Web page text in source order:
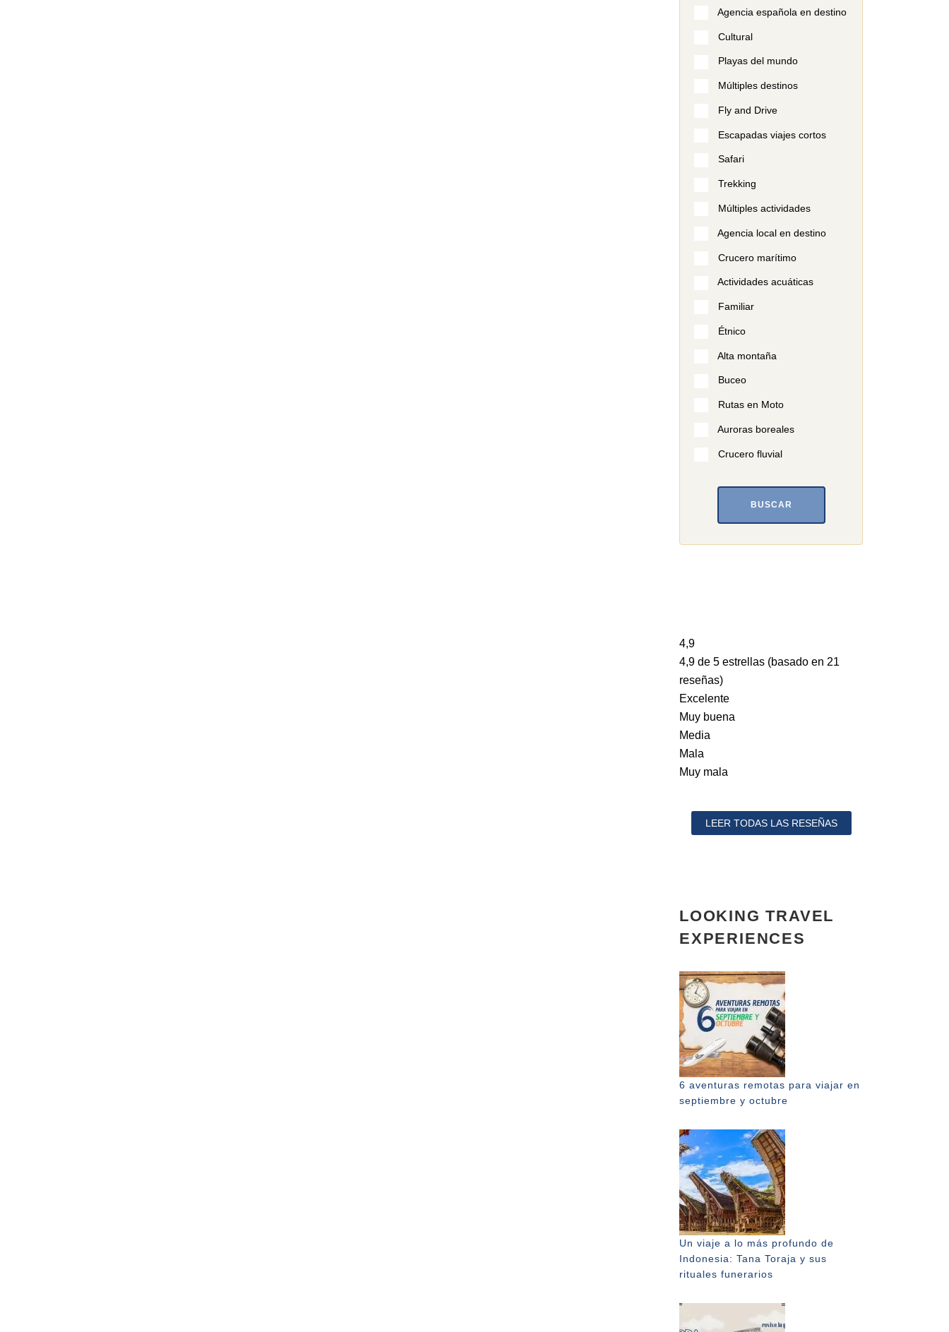
Agencia española en destino
Cultural
Playas del mundo
Múltiples destinos
Fly and Drive
Escapadas viajes cortos
Safari
Trekking
Múltiples actividades
Agencia local en destino
Crucero marítimo
Actividades acuáticas
Familiar
Étnico
Alta montaña
Buceo
Rutas en Moto
Auroras boreales
Crucero fluvial
BUSCAR
4,9
4,9 de 5 estrellas (basado en 21
reseñas)
Excelente
Muy buena
Media
Mala
Muy mala
LEER TODAS LAS RESEÑAS
LOOKING TRAVEL
EXPERIENCES
6 aventuras remotas para viajar en
septiembre y octubre
Un viaje a lo más profundo de
Indonesia: Tana Toraja y sus
rituales funerarios